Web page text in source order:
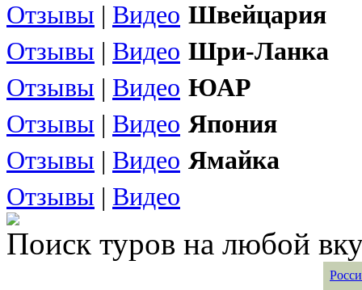
Отзывы | Видео Швейцария
Отзывы | Видео Шри-Ланка
Отзывы | Видео ЮАР
Отзывы | Видео Япония
Отзывы | Видео Ямайка
Отзывы | Видео
Поиск туров на любой